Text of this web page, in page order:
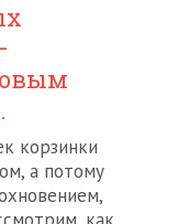
корзинки
а потому